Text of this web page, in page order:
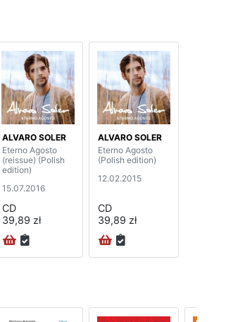
ALVARO SOLER
Eterno Agosto
(reissue) (Polish
edition)
15.07.2016
CD
39,89 zł
ALVARO SOLER
Eterno Agosto
(Polish edition)
12.02.2015
CD
39,89 zł